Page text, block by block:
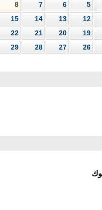
5
6
7
8
12
13
14
15
19
20
21
22
26
27
28
29